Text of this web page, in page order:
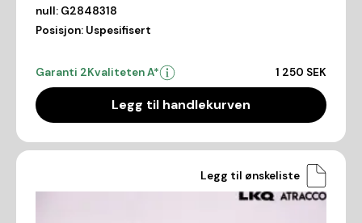
null: G2848318
Posisjon: Uspesifisert
Garanti 2Kvaliteten A* 1 250 SEK
Legg til handlekurven
Legg til ønskeliste